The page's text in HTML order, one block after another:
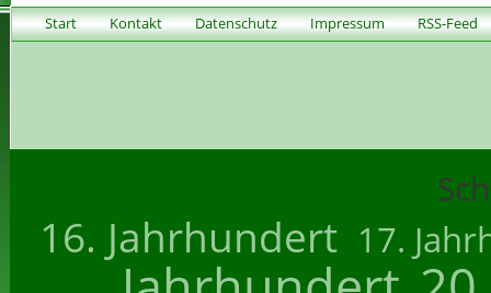
Start Kontakt Datenschutz Impressum RSS-Feed
16. Jahrhundert 17.